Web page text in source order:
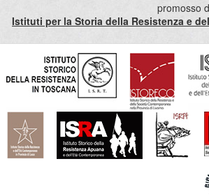
promosso
Istituti per la Storia della Resistenza e